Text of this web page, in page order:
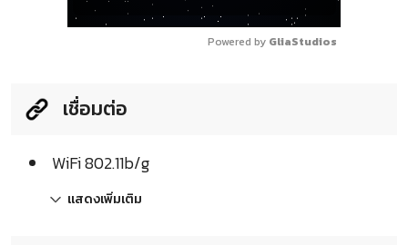
Powered by GliaStudios
เชื่อมต่อ
WiFi 802.11b/g
แสดงเพิ่มเติม